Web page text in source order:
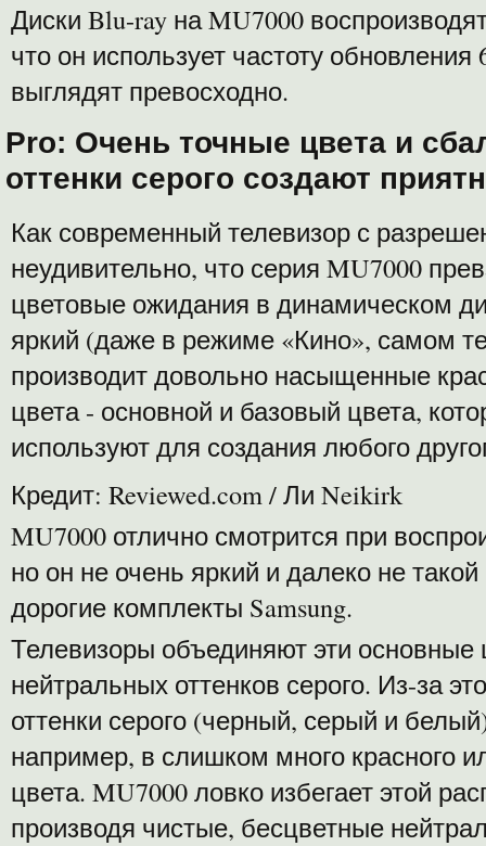
Диски Blu-ray на MU7000
что он использует частоту
выглядят превосходно.
Pro: Очень точные цвета и
оттенки серого создают
Как современный телевизор с
неудивительно, что серия MU7000
цветовые ожидания в динамическом
яркий (даже в режиме «Кино», самом
производит довольно насыщенные
цвета - основной и базовый цвета,
используют для создания любого
Кредит: Reviewed.com / Ли Neikirk
MU7000 отлично смотрится при
но он не очень яркий и далеко не
дорогие комплекты Samsung.
Телевизоры объединяют эти основные
нейтральных оттенков серого. Из-за
оттенки серого (черный, серый и
например, в слишком много красного
цвета. MU7000 ловко избегает этой
производя чистые, бесцветные